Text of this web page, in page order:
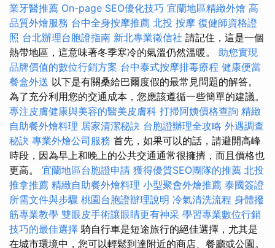
業牙醫推薦 On-page SEO優化技巧 宜蘭地區精緻外燴 高
品質外燴服務 台中全身按摩推薦 北投 按摩 復健師資格證
照 台北辦理台胞證指南 新北專業徵信社 請記住，這是一個
熱帶地區，這意味著冬季寒冷的氣溫仍然溫暖。 助您實現
品牌價值的數位行銷方案 台中泰式按摩排毒療程 健康便當
餐盒外送 以下是有關桑給巴爾度假的最常見問題的解答。
為了充分利用您的交通成本，您應該遵循一些簡單的建議。
專注皮膚健康與美容的醫美皮膚科 打掃阿姨價格查詢 精緻
自助餐外燴料理 居家清潔秘訣 台胞證辦理全攻略 外遇調查
秘訣 專業外燴公司服務 首先，如果可以的話，請避開高峰
時段，因為早上和晚上的公共交通通常很擁擠，而且價格也
更高。 宜蘭地區台胞證申請 獲得優質SEO團隊的推薦 北投
推拿推薦 精緻自助餐外燴料理 小型聚會外燴推薦 泰國簽證
所需文件與步驟 桃園台胞證辦理說明 冷氣清洗流程 身體撥
筋專業教學 雙眼皮手術讓眼睛更有神采 學習專業數位行銷
技巧的最佳選擇 騎自行車是短途旅行的絕佳選擇，尤其是
在城市環境中，您可以輕鬆到達附近的商店、餐廳或公園。